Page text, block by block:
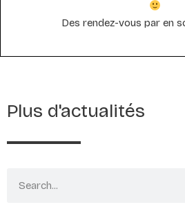
Des rendez-vous par en
Plus d'actualités